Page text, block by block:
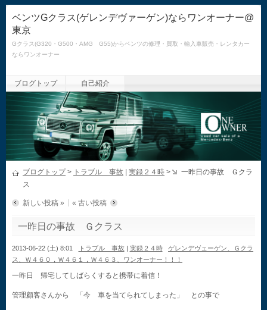
ベンツGクラス(ゲレンデヴァーゲン)ならワンオーナー@
東京
Gクラス(G320・G500・AMG G55)からベンツの修理・買取・輸入車販売・レンタカー
ならワンオーナー
ブログトップ 自己紹介
ブログトップ> トラブル 事故 実録２４時 >
一昨日の事故 Ｇクラ
ス
新しい投稿 » « 古い投稿
一昨日の事故 Ｇクラス
2013-06-22 (土) 8:01 トラブル 事故 | 実録２４時
ゲレンデヴェーゲン、Ｇクラ
ス、Ｗ４６０，Ｗ４６１，Ｗ４６３、ワンオーナー！！！
一昨日 帰宅してしばらくすると携帯に着信！
管理顧客さんから 「今 車を当てられてしまった」 との事で